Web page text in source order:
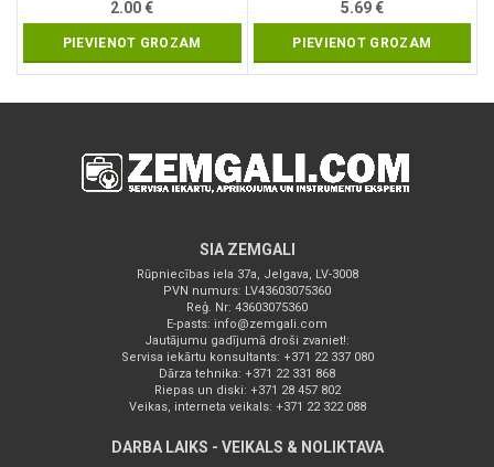
2.00€
PIEVIENOT GROZAM
5.69€
PIEVIENOT GROZAM
SIA ZEMGALI
Rūpniecības iela 37a, Jelgava, LV-3008
PVN numurs: LV43603075360
Reģ. Nr: 43603075360
E-pasts: info@zemgali.com
Jautājumu gadījumā droši zvaniet!:
Servisa iekārtu konsultants: +371 22 337 080
Dārza tehnika: +371 22 331 868
Riepas un diski: +371 28 457 802
Veikas, interneta veikals: +371 22 322 088
DARBA LAIKS - VEIKALS & NOLIKTAVA